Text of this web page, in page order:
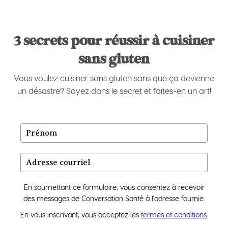
3 secrets pour réussir à cuisiner
sans gluten
Vous voulez cuisiner sans gluten sans que ça devienne
un désastre? Soyez dans le secret et faites-en un art!
En soumettant ce formulaire, vous consentez à recevoir
des messages de Conversation Santé à l'adresse fournie.
En vous inscrivant, vous acceptez les termes et conditions.